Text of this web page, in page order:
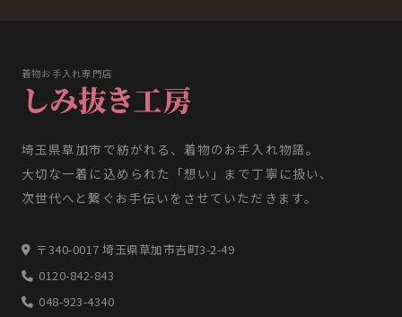
着物お手入れ専門店
しみ抜き工房
埼玉県草加市で紡がれる、着物のお手入れ物語。
大切な一着に込められた「想い」まで丁寧に扱い、
次世代へと繋ぐお手伝いをさせていただきます。
〒340-0017 埼玉県草加市吉町3-2-49
0120-842-843
048-923-4340